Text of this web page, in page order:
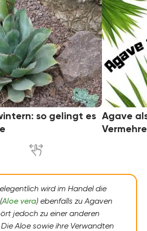
so gelingt es Agave
wird im Handel die
Aloe vera) ebenfalls zu Agaven
jedoch zu einer anderen
Aloe sowie ihre Verwandten